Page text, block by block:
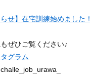
らせ】在宅訓練始めました！
もぜひご覧ください♪
グラム